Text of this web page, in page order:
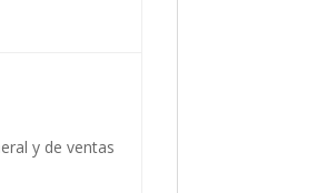
y de ventas